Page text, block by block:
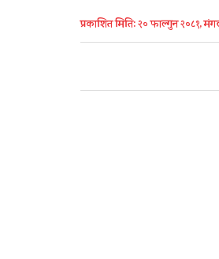
प्रकाशित मिति: २० फाल्गुन २०८१,